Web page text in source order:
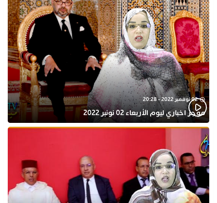
02 نوفمبر 2022 - 20:28
موجز اخباري ليوم الأربعاء 02 نونبر 2022